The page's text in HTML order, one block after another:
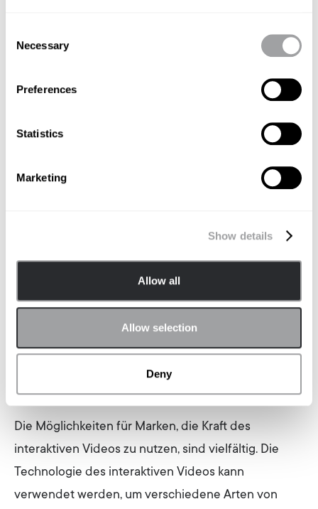
Selection
Necessary
Preferences
Statistics
Marketing
Show details
Allow all
Allow selection
Deny
Videos als mit herkömmlichen linearen Videos.
, dass interaktive Videos
Um eine Offline-Analogie zu verwenden, stellt euch
vor, Menschen betreten einen physischen Raum, in
könnte in einem Geschäft oder einem Messestand
sein. Was man hier möchte, ist ja, dass die Kunden
herumlaufen und das Angebot erkunden, die
Produkte, die sie am meisten interessieren, genauer
betrachten, die Produktspezifikationen lesen und
mit einem Produktvertreter oder Verkäufer ins
Gespräch kommen. In der digitalen Welt bietet das
interaktive Video das entsprechende Erlebnis.
Die Möglichkeiten für Marken, die Kraft des
interaktiven Videos zu nutzen, sind vielfältig. Die
Technologie des interaktiven Videos kann
verwendet werden, um verschiedene Arten von